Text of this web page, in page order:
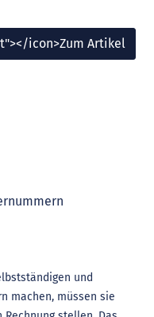
icon>Zum Artikel
und
machen, müssen sie